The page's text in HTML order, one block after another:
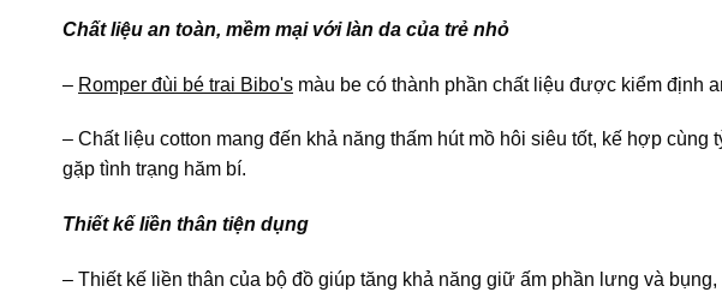
Chất liệu an toàn, mềm mại với làn da của trẻ nhỏ
– Romper đùi bé trai Bibo's màu be có thành phần chất liệu được kiểm định
– Chất liệu cotton mang đến khả năng thấm hút mồ hôi siêu tốt, kế hợp
gặp tình trạng hăm bí.
Thiết kế liền thân tiện dụng
– Thiết kế liền thân của bộ đồ giúp tăng khả năng giữ ấm phần lưng và